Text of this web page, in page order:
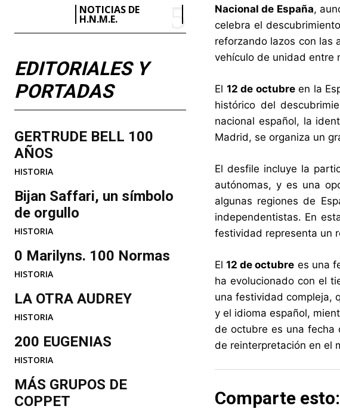
NOTICIAS DE
H.N.M.E.
EDITORIALES Y
PORTADAS
GERTRUDE BELL 100
AÑOS
HISTORIA
Bijan Saffari, un símbolo
de orgullo
HISTORIA
0 Marilyns. 100 Normas
HISTORIA
LA OTRA AUDREY
HISTORIA
200 EUGENIAS
HISTORIA
MÁS GRUPOS DE
COPPET
Nacional de España,
celebra el
reforzando lazos con las
vehículo de unidad entre
El 12 de octubreen la
histórico del
nacional español, la
Madrid, se organiza un
El desfile incluye la
autónomas, y es una
algunas regiones de
independentistas. En
festividad representa un
El12 de octubre es una
ha evolucionado con el
una festividad compleja,
y el idioma español,
de octubre es una fecha
de reinterpretación en el
Comparte esto: